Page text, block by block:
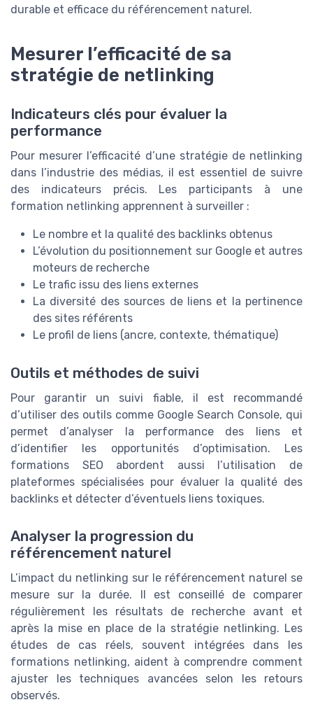
durable et efficace du référencement naturel.
Mesurer l’efficacité de sa
stratégie de netlinking
Indicateurs clés pour évaluer la
performance
Pour mesurer l’efficacité d’une stratégie de netlinking
dans l’industrie des médias, il est essentiel de suivre
des indicateurs précis. Les participants à une
formation netlinking apprennent à surveiller :
Le nombre et la qualité des backlinks obtenus
L’évolution du positionnement sur Google et autres
moteurs de recherche
Le trafic issu des liens externes
La diversité des sources de liens et la pertinence
des sites référents
Le profil de liens (ancre, contexte, thématique)
Outils et méthodes de suivi
Pour garantir un suivi fiable, il est recommandé
d’utiliser des outils comme Google Search Console, qui
permet d’analyser la performance des liens et
d’identifier les opportunités d’optimisation. Les
formations SEO abordent aussi l’utilisation de
plateformes spécialisées pour évaluer la qualité des
backlinks et détecter d’éventuels liens toxiques.
Analyser la progression du
référencement naturel
L’impact du netlinking sur le référencement naturel se
mesure sur la durée. Il est conseillé de comparer
régulièrement les résultats de recherche avant et
après la mise en place de la stratégie netlinking. Les
études de cas réels, souvent intégrées dans les
formations netlinking, aident à comprendre comment
ajuster les techniques avancées selon les retours
observés.